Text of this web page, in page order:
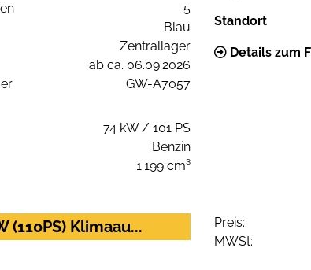
5
Blau
Zentrallager
ab ca. 06.09.2026
GW-A7057
74 kW / 101 PS
Benzin
1.199 cm³
Standort
Details zum
(110PS) Klimaau... Preis:
MWSt: